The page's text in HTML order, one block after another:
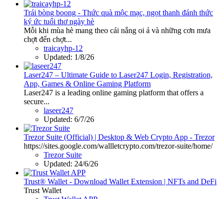
Trái bòng boong - Thức quà mộc mạc, ngọt thanh đánh thức
ký ức tuổi thơ ngày hè
Mỗi khi mùa hè mang theo cái nắng oi ả và những cơn mưa
chợt đến chợt...
traicayhp-12
Updated: 1/8/26
Laser247 – Ultimate Guide to Laser247 Login, Registration,
App, Games & Online Gaming Platform
Laser247 is a leading online gaming platform that offers a
secure...
laseer247
Updated: 6/7/26
Trezor Suite (Official) | Desktop & Web Crypto App - Trezor
https://sites.google.com/wallletcrypto.com/trezor-suite/home/
Trezor Suite
Updated: 24/6/26
Trust® Wallet - Download Wallet Extension | NFTs and DeFi
Trust Wallet